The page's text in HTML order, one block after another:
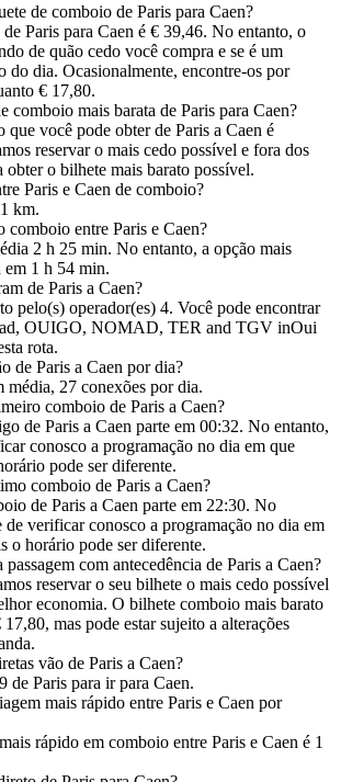
de comboio de Paris para Caen?
Paris para Caen é € 39,46. No entanto, o
de quão cedo você compra e se é um
do dia. Ocasionalmente, encontre-os por
€ 17,80.
comboio mais barata de Paris para Caen?
que você pode obter de Paris a Caen é
reservar o mais cedo possível e fora dos
obter o bilhete mais barato possível.
Paris e Caen de comboio?
km.
comboio entre Paris e Caen?
2 h 25 min. No entanto, a opção mais
em 1 h 54 min.
de Paris a Caen?
pelo(s) operador(es) 4. Você pode encontrar
OUIGO, NOMAD, TER and TGV inOui
rota.
de Paris a Caen por dia?
média, 27 conexões por dia.
comboio de Paris a Caen?
de Paris a Caen parte em 00:32. No entanto,
conosco a programação no dia em que
pode ser diferente.
comboio de Paris a Caen?
de Paris a Caen parte em 22:30. No
de verificar conosco a programação no dia em
o horário pode ser diferente.
com antecedência de Paris a Caen?
reservar o seu bilhete o mais cedo possível
economia. O bilhete comboio mais barato
mas pode estar sujeito a alterações
vão de Paris a Caen?
de Paris para ir para Caen.
mais rápido entre Paris e Caen por
rápido em comboio entre Paris e Caen é 1